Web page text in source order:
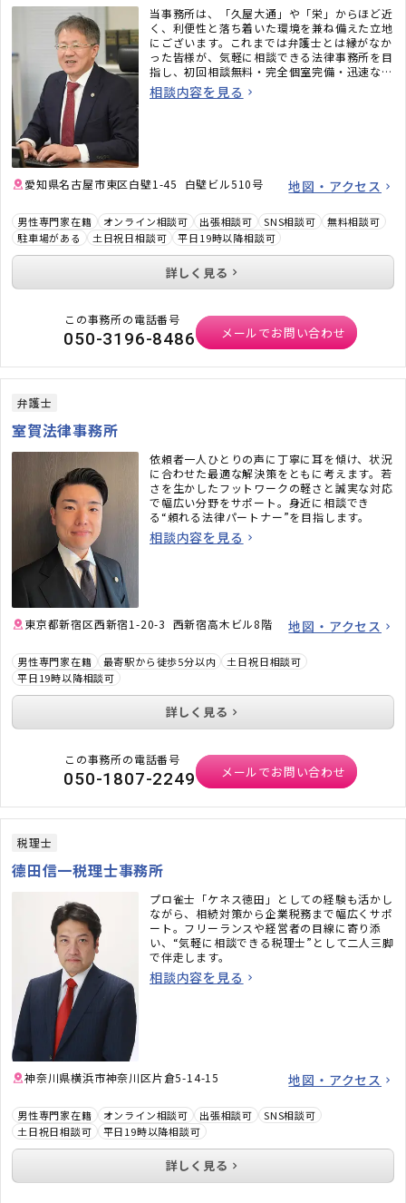
当事務所は、「久屋大通」や「栄」からほど近
く、利便性と落ち着いた環境を兼ね備えた立地
にございます。これまでは弁護士とは縁がなか
った皆様が、気軽に相談できる法律事務所を目
指し、初回相談無料・完全個室完備・迅速なメ
ール対応など、相談しやすい環境も整えていま
す。「弁護士に相談するべきかわからない」と
相談内容を見る
愛知県名古屋市東区白壁1-45 白壁ビル510号 地図・アクセス
男性専門家在籍 オンライン相談可 出張相談可 SNS相談可
無料相談可
駐車場がある
土日祝日相談可 平日19時以降相談可
詳しく見る
この事務所の電話番号
050-3196-8486 メールでお問い合わせ
弁護士
室賀法律事務所
依頼者一人ひとりの声に丁寧に耳を傾け、状況
に合わせた最適な解決策をともに考えます。若
さを生かしたフットワークの軽さと誠実な対応
で幅広い分野をサポート。身近に相談でき
る“頼れる法律パートナー”を目指します。
相談内容を見る
東京都新宿区西新宿1-20-3 西新宿高木ビル8階 地図・アクセス
男性専門家在籍 最寄駅から徒歩5分以内
土日祝日相談可
平日19時以降相談可
詳しく見る
この事務所の電話番号
050-1807-2249 メールでお問い合わせ
税理士
德田信一税理士事務所
プロ雀士「ケネス徳田」としての経験も活かし
ながら、相続対策から企業税務まで幅広くサポ
ート。フリーランスや経営者の目線に寄り添
い、“気軽に相談できる税理士”として二人三脚
で伴走します。
相談内容を見る
神奈川県横浜市神奈川区片倉5-14-15 地図・アクセス
男性専門家在籍 オンライン相談可 出張相談可
SNS相談可
土日祝日相談可
平日19時以降相談可
詳しく見る